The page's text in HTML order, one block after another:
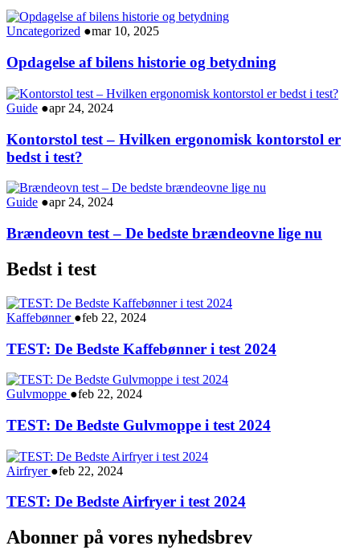
Uncategorized ●mar 10, 2025
Opdagelse af bilens historie og betydning
Guide ●apr 24, 2024
Kontorstol test – Hvilken ergonomisk kontorstol er
bedst i test?
Guide ●apr 24, 2024
Brændeovn test – De bedste brændeovne lige nu
Bedst i test
Kaffebønner ●feb 22, 2024
TEST: De Bedste Kaffebønner i test 2024
Gulvmoppe ●feb 22, 2024
TEST: De Bedste Gulvmoppe i test 2024
Airfryer ●feb 22, 2024
TEST: De Bedste Airfryer i test 2024
Abonner på vores nyhedsbrev